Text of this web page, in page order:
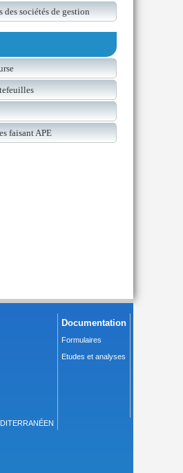
sociétés de gestion
faisant APE
Documentation
Formulaires
Etudes et analyses